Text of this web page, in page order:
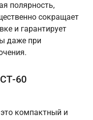
полярность,
сокращает
и гарантирует
даже при
60
компактный и